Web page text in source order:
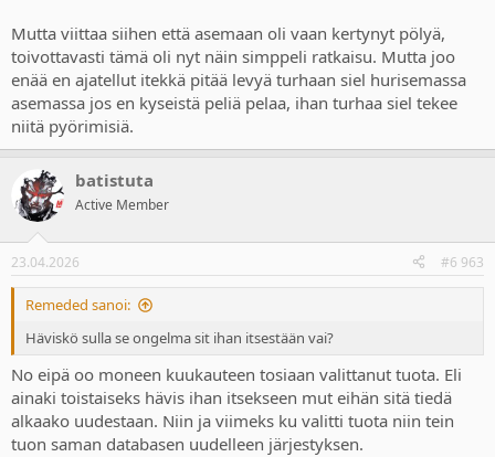
Mutta viittaa siihen että asemaan oli vaan kertynyt pölyä,
toivottavasti tämä oli nyt näin simppeli ratkaisu. Mutta joo
enää en ajatellut itekkä pitää levyä turhaan siel hurisemassa
asemassa jos en kyseistä peliä pelaa, ihan turhaa siel tekee
niitä pyörimisiä.
batistuta
Active Member
23.04.2026 #6 963
Remeded sanoi:
Häviskö sulla se ongelma sit ihan itsestään vai?
No eipä oo moneen kuukauteen tosiaan valittanut tuota. Eli
ainaki toistaiseks hävis ihan itsekseen mut eihän sitä tiedä
alkaako uudestaan. Niin ja viimeks ku valitti tuota niin tein
tuon saman databasen uudelleen järjestyksen.